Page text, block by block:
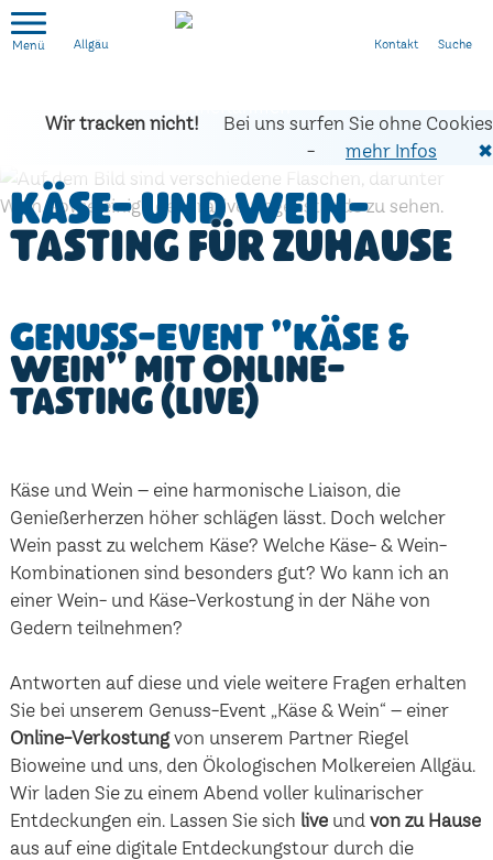
Allgäu
Wir tracken nicht!
Bei uns surfen Sie ohne Cookies
-
mehr Infos ✖
Käse- und Wein-
Tasting für zuhause
Genuss-Event "Käse &
Wein" mit Online-
Tasting (live)
Käse und Wein – eine harmonische Liaison, die
Genießerherzen höher schlägen lässt. Doch welcher
Wein passt zu welchem Käse? Welche Käse- & Wein-
Kombinationen sind besonders gut? Wo kann ich an
einer Wein- und Käse-Verkostung in der Nähe von
Gedern teilnehmen?
Antworten auf diese und viele weitere Fragen erhalten
Sie bei unserem Genuss-Event „Käse & Wein“ – einer
Online-Verkostungvon unserem Partner Riegel
Bioweine und uns, den Ökologischen Molkereien Allgäu.
Wir laden Sie zu einem Abend voller kulinarischer
Entdeckungen ein. Lassen Sie sich live und von zu Hause
aus auf eine digitale Entdeckungstour durch die